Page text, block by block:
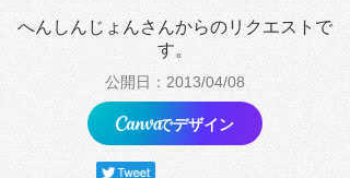
へんしんじょんさんからのリクエストで
す。
公開日：2013/04/08
でデザイン